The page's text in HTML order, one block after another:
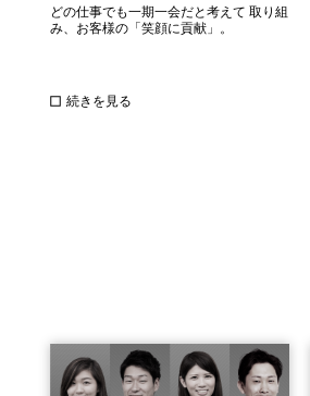
どの仕事でも一期一会だと考えて 取り組
み、お客様の「笑顔に貢献」。
続きを見る